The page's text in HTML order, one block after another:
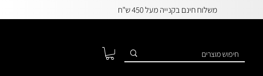
משלוח חינם בקנייה מעל 450 ש"ח